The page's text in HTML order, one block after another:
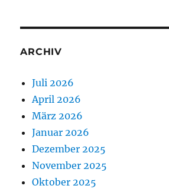
ARCHIV
Juli 2026
April 2026
März 2026
Januar 2026
Dezember 2025
November 2025
Oktober 2025